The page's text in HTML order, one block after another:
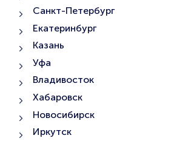
Санкт-Петербург
Екатеринбург
Казань
Уфа
Владивосток
Хабаровск
Новосибирск
Иркутск